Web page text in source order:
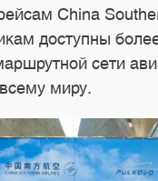
China
доступны
сети
миру.